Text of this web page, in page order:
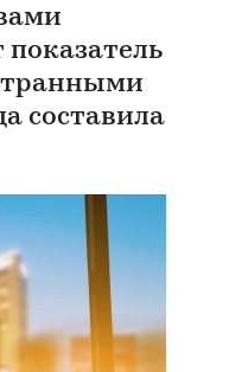
показатель
составила